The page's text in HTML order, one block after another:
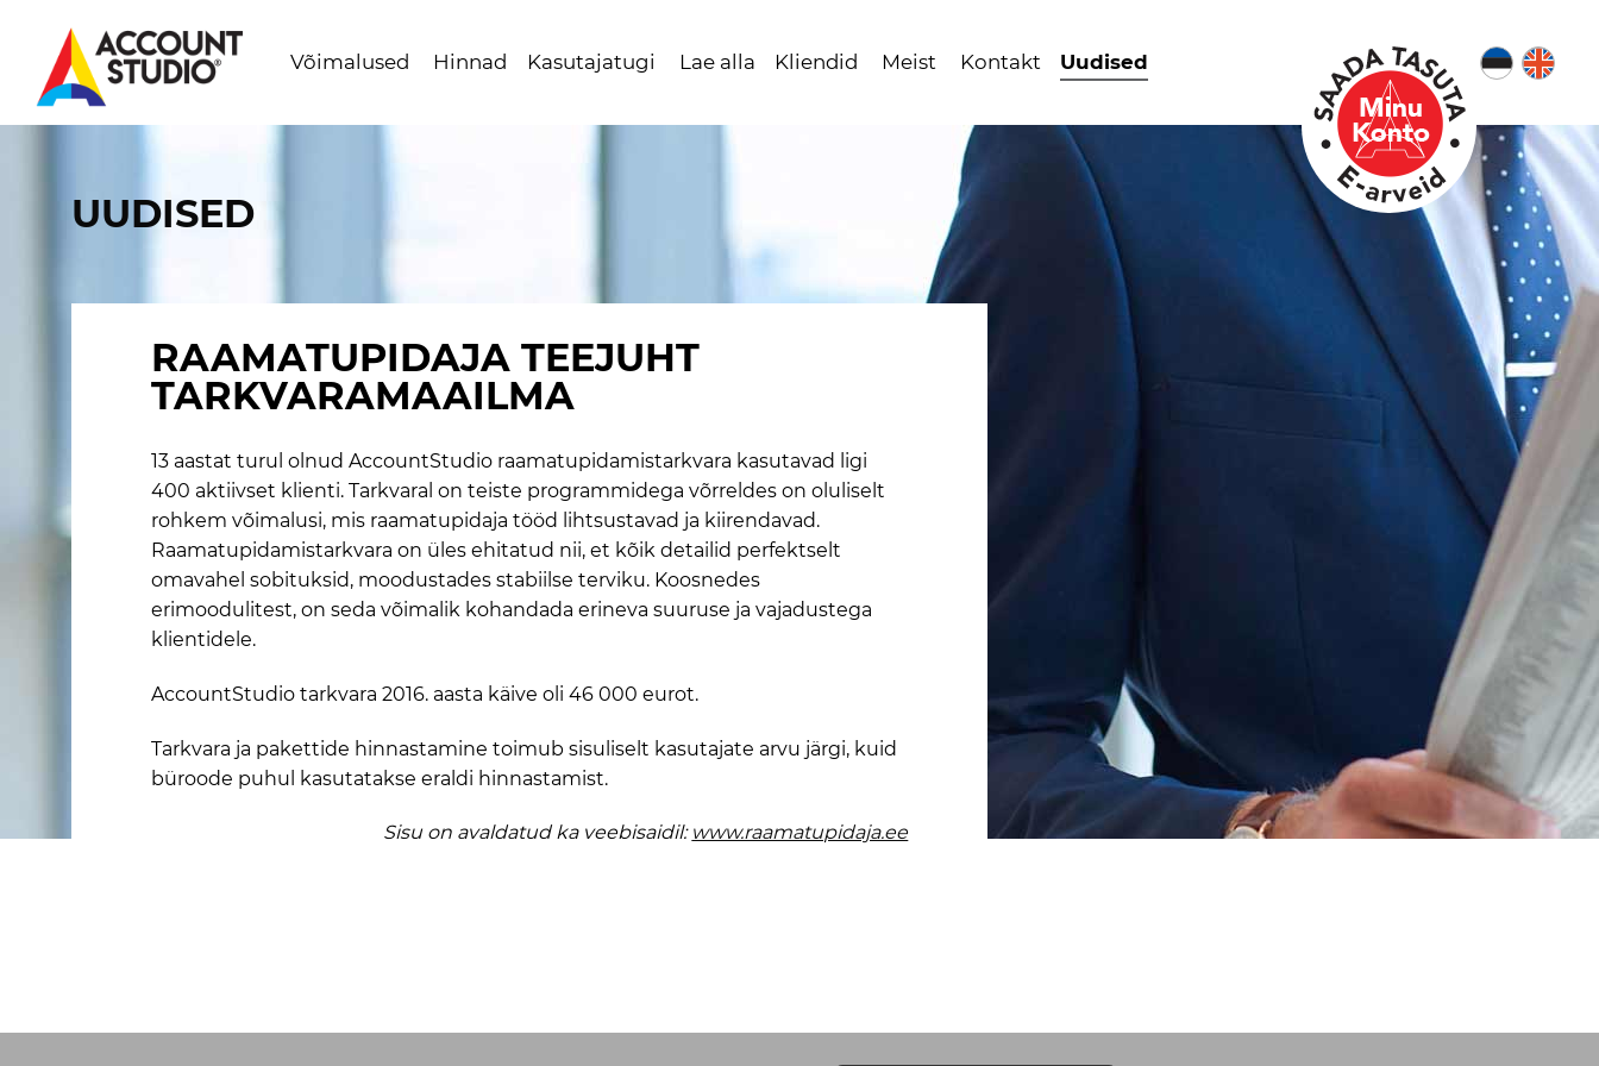
Võimalused Hinnad Kasutajatugi Lae alla Kliendid Meist Kontakt Uudised
UUDISED
RAAMATUPIDAJA TEEJUHT
TARKVARAMAAILMA
13 aastat turul olnud AccountStudio raamatupidamistarkvara kasutavad ligi
400 aktiivset klienti. Tarkvaral on teiste programmidega võrreldes on oluliselt
rohkem võimalusi, mis raamatupidaja tööd lihtsustavad ja kiirendavad.
Raamatupidamistarkvara on üles ehitatud nii, et kõik detailid perfektselt
omavahel sobituksid, moodustades stabiilse terviku. Koosnedes
erimoodulitest, on seda võimalik kohandada erineva suuruse ja vajadustega
klientidele.
AccountStudio tarkvara 2016. aasta käive oli 46 000 eurot.
Tarkvara ja pakettide hinnastamine toimub sisuliselt kasutajate arvu järgi, kuid
büroode puhul kasutatakse eraldi hinnastamist.
Sisu on avaldatud ka veebisaidil: www.raamatupidaja.ee